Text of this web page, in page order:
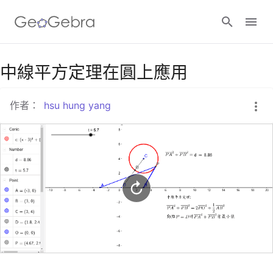
Google Classroom
GeoGebra Classroom
登入
中線平方定理在圓上應用
作者： hsu hung yang